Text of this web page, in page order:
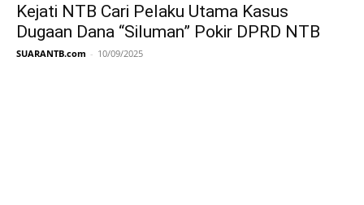
Kejati NTB Cari Pelaku Utama Kasus
Dugaan Dana “Siluman” Pokir DPRD NTB
SUARANTB.com - 10/09/2025